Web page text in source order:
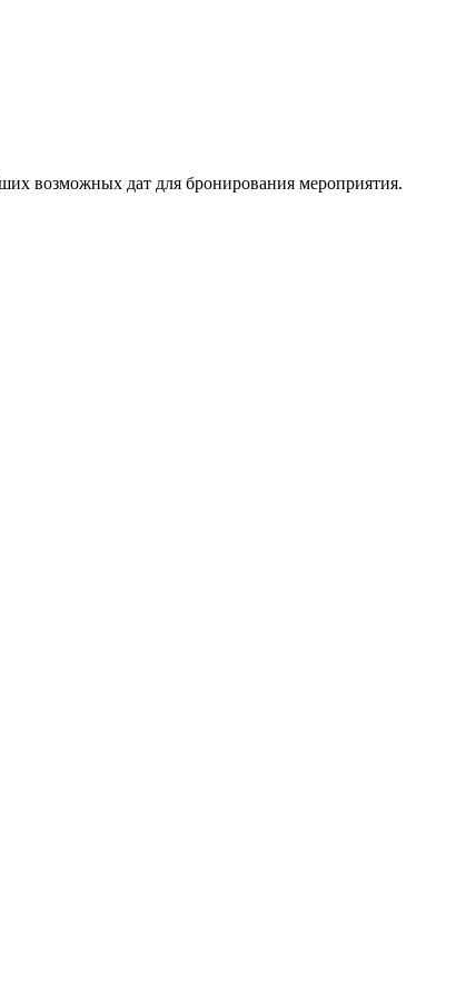
возможных дат для бронирования мероприятия.